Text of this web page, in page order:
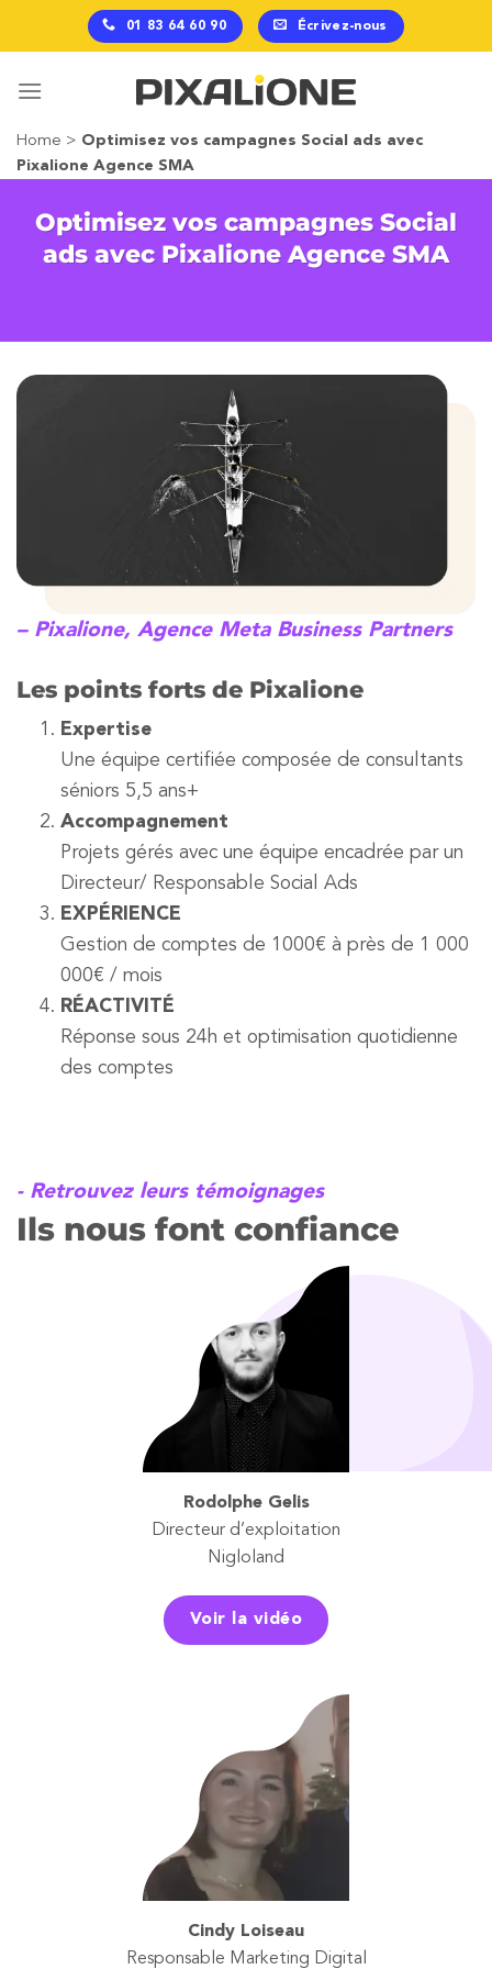
01 83 64 60 90 Écrivez-nous
Home > Optimisez vos campagnes Social ads avec
Pixalione Agence SMA
Optimisez vos campagnes Social
ads avec Pixalione Agence SMA
– Pixalione, Agence Meta Business Partners
Les points forts de Pixalione
Expertise
Une équipe certifiée composée de consultants
séniors 5,5 ans+
Accompagnement
Projets gérés avec une équipe encadrée par un
Directeur/ Responsable Social Ads
EXPÉRIENCE
Gestion de comptes de 1000€ à près de 1 000
000€ / mois
RÉACTIVITÉ
Réponse sous 24h et optimisation quotidienne
des comptes
- Retrouvez leurs témoignages
Ils nous font confiance
Rodolphe Gelis
Directeur d’exploitation
Nigloland
Voir la vidéo
Cindy Loiseau
Responsable Marketing Digital